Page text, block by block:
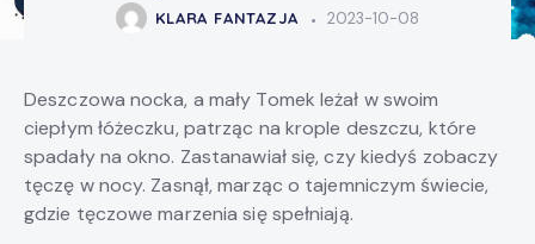
KLARA FANTAZJA 2023-10-08
Deszczowa nocka, a mały Tomek leżał w swoim
ciepłym łóżeczku, patrząc na krople deszczu, które
spadały na okno. Zastanawiał się, czy kiedyś zobaczy
tęczę w nocy. Zasnął, marząc o tajemniczym świecie,
gdzie tęczowe marzenia się spełniają.